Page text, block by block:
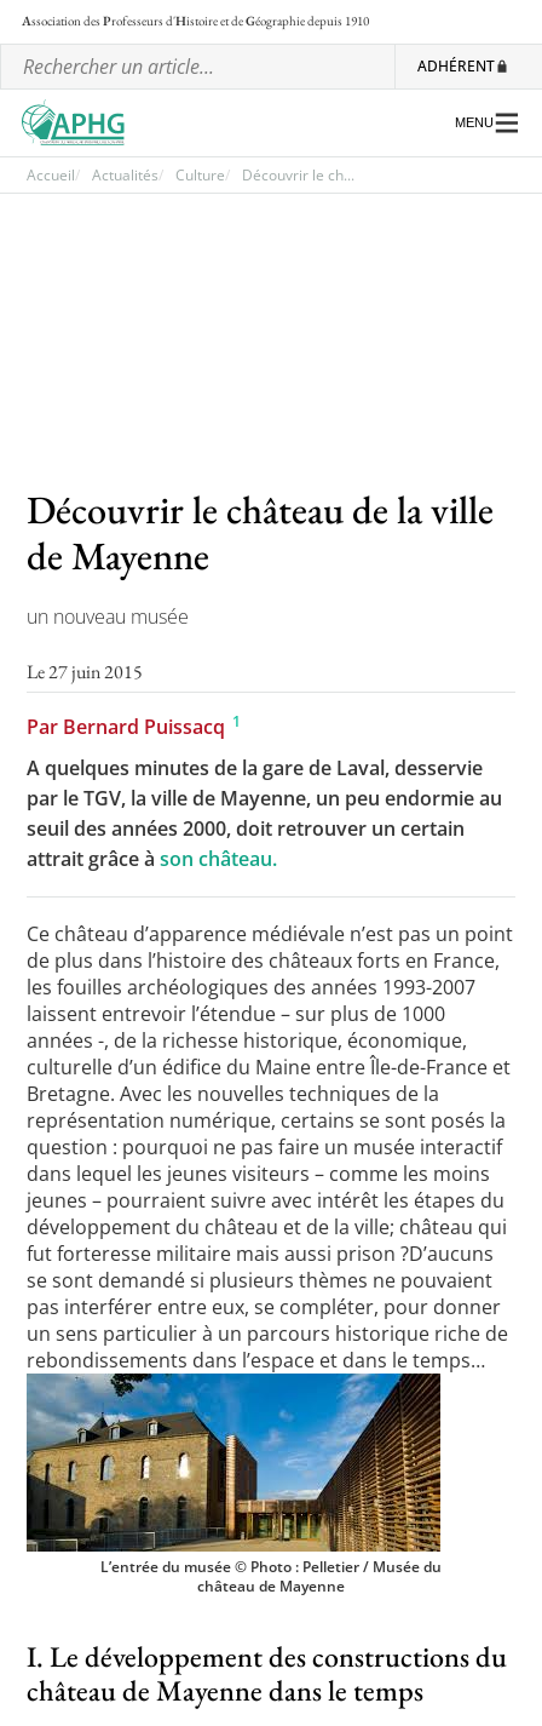
Association desProfesseurs d'Histoire et deGéographiedepuis 1910
ADHÉRENT
Les rendez-vous de l’APHG
Concours de recrutement
Concours scolaires
Conférences, tables rondes
Critique d’ouvrages publiés
Culture
MENU
Accueil Actualités Culture Découvrir le ch...
Découvrir le château de la ville
de Mayenne
un nouveau musée
Le 27 juin 2015
Par Bernard Puissacq 1
A quelques minutes de la gare de Laval, desservie
par le TGV, la ville de Mayenne, un peu endormie au
seuil des années 2000, doit retrouver un certain
attrait grâce àson château.
Ce château d’apparence médiévale n’est pas un point
de plus dans l’histoire des châteaux forts en France,
les fouilles archéologiques des années 1993-2007
laissent entrevoir l’étendue – sur plus de 1000
années -, de la richesse historique, économique,
culturelle d’un édifice du Maine entre Île-de-France et
Bretagne. Avec les nouvelles techniques de la
représentation numérique, certains se sont posés la
question : pourquoi ne pas faire un musée interactif
dans lequel les jeunes visiteurs – comme les moins
jeunes – pourraient suivre avec intérêt les étapes du
développement du château et de la ville; château qui
fut forteresse militaire mais aussi prison ?D’aucuns
se sont demandé si plusieurs thèmes ne pouvaient
pas interférer entre eux, se compléter, pour donner
un sens particulier à un parcours historique riche de
rebondissements dans l’espace et dans le temps…
L’entrée du musée © Photo : Pelletier / Musée du
château de Mayenne
I. Le développement des constructions du
château de Mayenne dans le temps